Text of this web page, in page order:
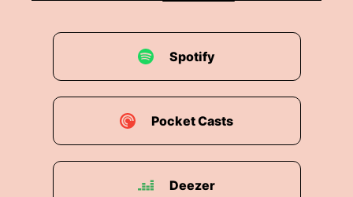
Spotify
Pocket Casts
Deezer